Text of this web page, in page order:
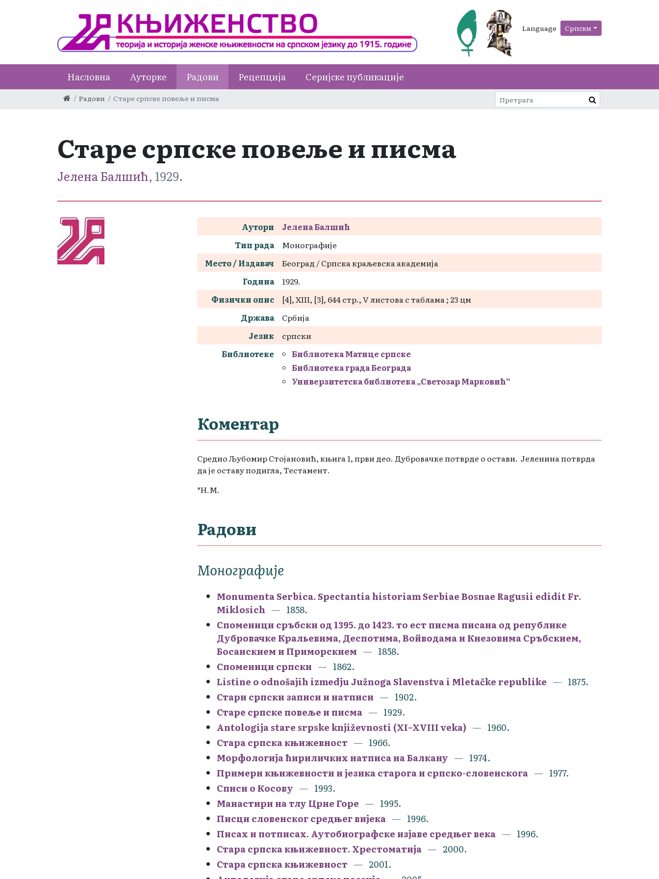
Language Српски
Насловна Ауторке Радови Рецепција Серијске публикације
Радови Старе српске повеље и писма
Старе српске повеље и писма
Јелена Балшић, 1929.
Аутори
Јелена Балшић
Тип рада
Монографије
Место / Издавач
Београд / Српска краљевска академија
Година
1929.
Физички опис
[4], XIII, [3], 644 стр., V листова с таблама ; 23 цм
Држава
Србија
Језик
српски
Библиотеке
Библиотека Матице српске
Библиотека града Београда
Универзитетска библиотека „Светозар Марковић“
Коментар
Средио Љубомир Стојановић, књига 1, први део. Дубровачке потврде о остави. Јеленина потврда
да је оставу подигла, Тестамент.
*Н.М.
Радови
Монографије
Monumenta Serbica. Spectantia historiam Serbiae Bosnae Ragusii edidit Fr.
Miklosich
1858.
Споменици сръбски од 1395. до 1423. то ест писма писана од републике
Дубровачке Кральевима, Деспотима, Войводама и Кнезовима Сръбскием,
Босанскием и Приморскием
1858.
Споменици српски
1862.
Listine o odnošajih izmedju Južnoga Slavenstva i Mletačke republike
1875.
Стари српски записи и натписи
1902.
Старе српске повеље и писма
1929.
Antologija stare srpske književnosti (XI–XVIII veka)
1960.
Стара српска књижевност
1966.
Морфологија ћириличких натписа на Балкану
1974.
Примери књижевности и језика старога и српско-словенскога
1977.
Списи о Косову
1993.
Манастири на тлу Црне Горе
1995.
Писци словенског средњег вијека
1996.
Писах и потписах. Аутобиографске изјаве средњег века
1996.
Стара српска књижевност. Хрестоматија
2000.
Стара српска књижевност
2001.